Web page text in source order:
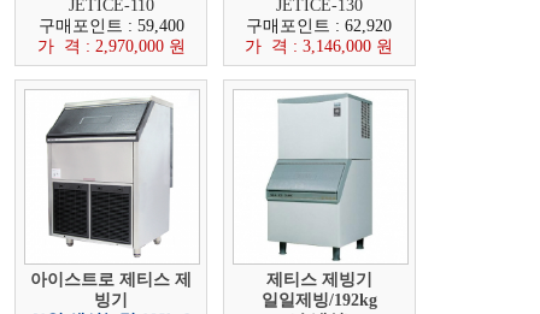
JETICE-110
구매포인트 : 59,400
가 격 : 2,970,000 원
JETICE-130
구매포인트 : 62,920
가 격 : 3,146,000 원
아이스트로 제티스 제
빙기
제티스 제빙기
일일제빙/192kg